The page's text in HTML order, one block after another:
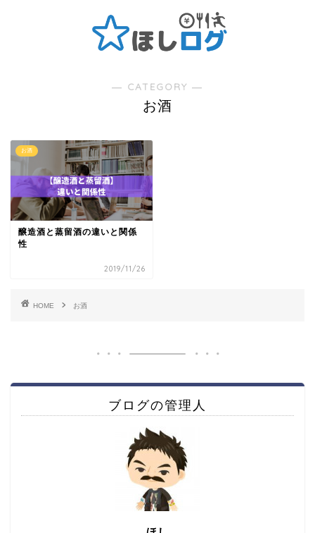
― CATEGORY ―
お酒
お酒
醸造酒と蒸留酒の違いと関係
性
2019/11/26
HOME お酒
ブログの管理人